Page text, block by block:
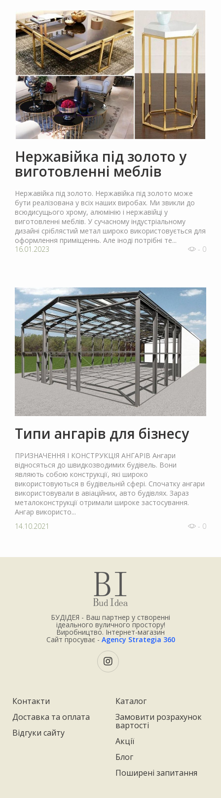
Нержавійка під золото у
виготовленні меблів
Нержавійка під золото. Нержавійка під золото може
бути реалізована у всіх наших виробах. Ми звикли до
всюдисущього хрому, алюмінію і нержавійці у
виготовленні меблів. У сучасному індустріальному
дизайні сріблястий метал широко використовується для
оформлення приміщеннь. Але іноді потрібні те...
16.01.2023
- 0
Типи ангарів для бізнесу
ПРИЗНАЧЕННЯ І КОНСТРУКЦІЯ АНГАРІВ Ангари
відносяться до швидкозводимих будівель. Вони
являють собою конструкції, які широко
використовуються в будівельній сфері. Спочатку ангари
використовували в авіаційних, авто будівлях. Зараз
металоконструкції отримали широке застосування.
Ангар використо...
14.10.2021
- 0
БУДІДЕЯ - Ваш партнер у створенні
ідеального вуличного простору!
Виробництво. Інтернет-магазин
Сайт просуває - Agency Strategia 360
Контакти
Доставка та оплата
Відгуки сайту
Каталог
Замовити розрахунок
вартості
Акції
Блог
Поширені запитання